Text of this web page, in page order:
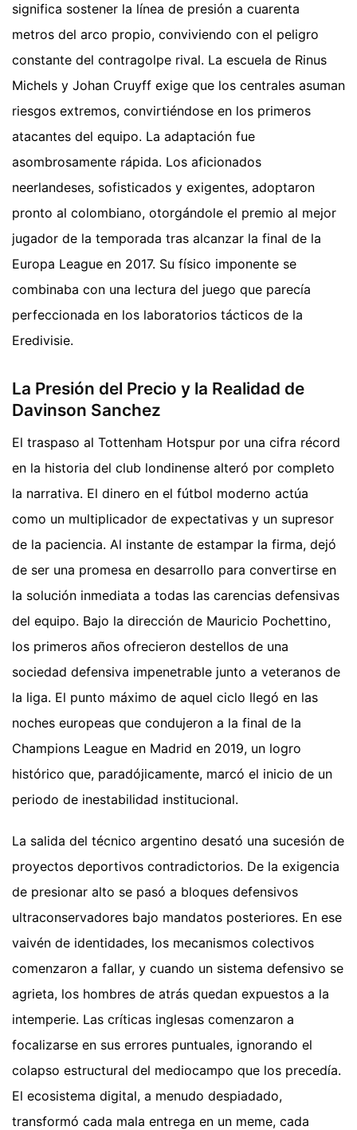
significa sostener la línea de presión a cuarenta
metros del arco propio, conviviendo con el peligro
constante del contragolpe rival. La escuela de Rinus
Michels y Johan Cruyff exige que los centrales asuman
riesgos extremos, convirtiéndose en los primeros
atacantes del equipo. La adaptación fue
asombrosamente rápida. Los aficionados
neerlandeses, sofisticados y exigentes, adoptaron
pronto al colombiano, otorgándole el premio al mejor
jugador de la temporada tras alcanzar la final de la
Europa League en 2017. Su físico imponente se
combinaba con una lectura del juego que parecía
perfeccionada en los laboratorios tácticos de la
Eredivisie.
La Presión del Precio y la Realidad de
Davinson Sanchez
El traspaso al Tottenham Hotspur por una cifra récord
en la historia del club londinense alteró por completo
la narrativa. El dinero en el fútbol moderno actúa
como un multiplicador de expectativas y un supresor
de la paciencia. Al instante de estampar la firma, dejó
de ser una promesa en desarrollo para convertirse en
la solución inmediata a todas las carencias defensivas
del equipo. Bajo la dirección de Mauricio Pochettino,
los primeros años ofrecieron destellos de una
sociedad defensiva impenetrable junto a veteranos de
la liga. El punto máximo de aquel ciclo llegó en las
noches europeas que condujeron a la final de la
Champions League en Madrid en 2019, un logro
histórico que, paradójicamente, marcó el inicio de un
periodo de inestabilidad institucional.
La salida del técnico argentino desató una sucesión de
proyectos deportivos contradictorios. De la exigencia
de presionar alto se pasó a bloques defensivos
ultraconservadores bajo mandatos posteriores. En ese
vaivén de identidades, los mecanismos colectivos
comenzaron a fallar, y cuando un sistema defensivo se
agrieta, los hombres de atrás quedan expuestos a la
intemperie. Las críticas inglesas comenzaron a
focalizarse en sus errores puntuales, ignorando el
colapso estructural del mediocampo que los precedía.
El ecosistema digital, a menudo despiadado,
transformó cada mala entrega en un meme, cada